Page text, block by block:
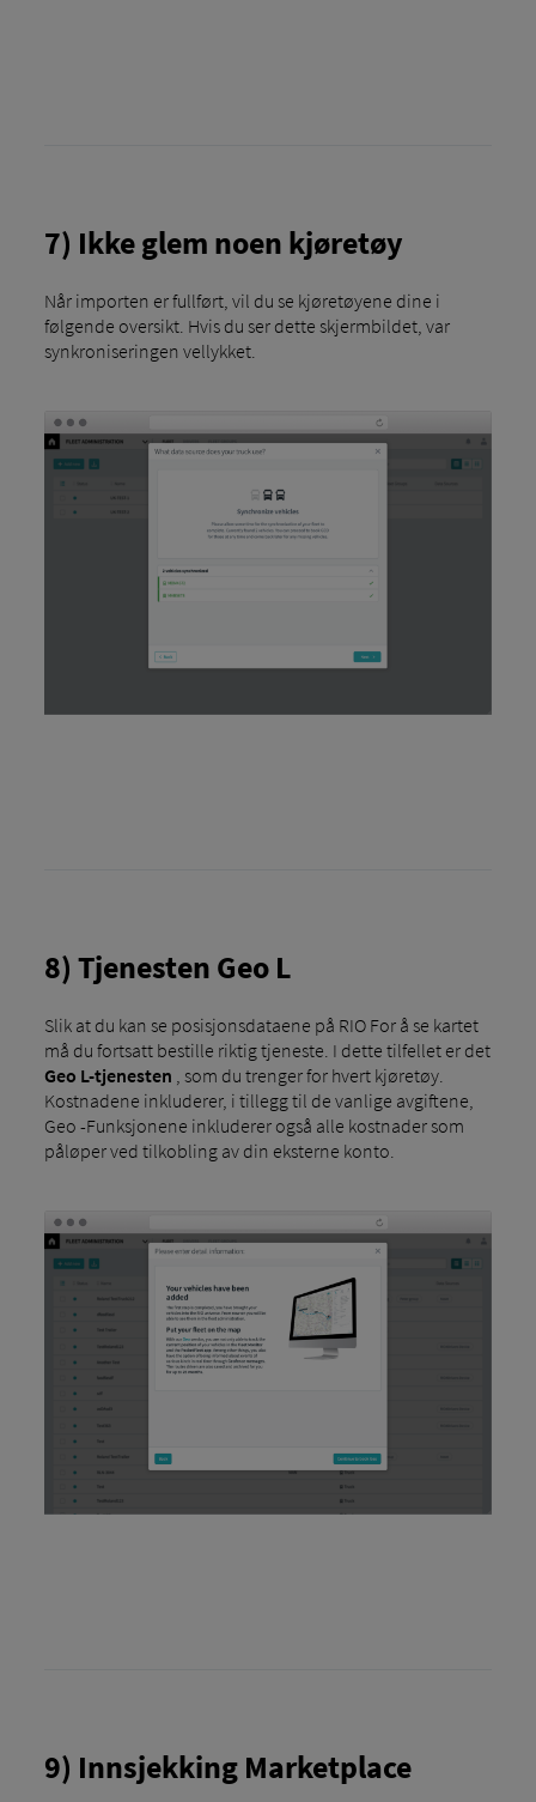
7) Ikke glem noen kjøretøy
Når importen er fullført, vil du se kjøretøyene dine i
følgende oversikt. Hvis du ser dette skjermbildet, var
synkroniseringen vellykket.
8) Tjenesten Geo L
Slik at du kan se posisjonsdataene på RIO For å se kartet
må du fortsatt bestille riktig tjeneste. I dette tilfellet er det
Geo L-tjenesten , som du trenger for hvert kjøretøy.
Kostnadene inkluderer, i tillegg til de vanlige avgiftene,
Geo -Funksjonene inkluderer også alle kostnader som
påløper ved tilkobling av din eksterne konto.
9) Innsjekking Marketplace